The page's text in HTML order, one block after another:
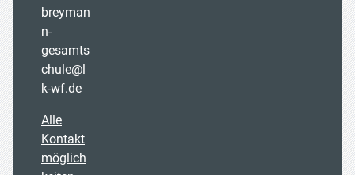
breyman
n-
gesamts
chule@l
k-wf.de
Alle
Kontakt
möglich